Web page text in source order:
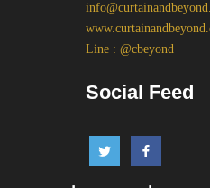
Line : @cbeyond
Social Feed